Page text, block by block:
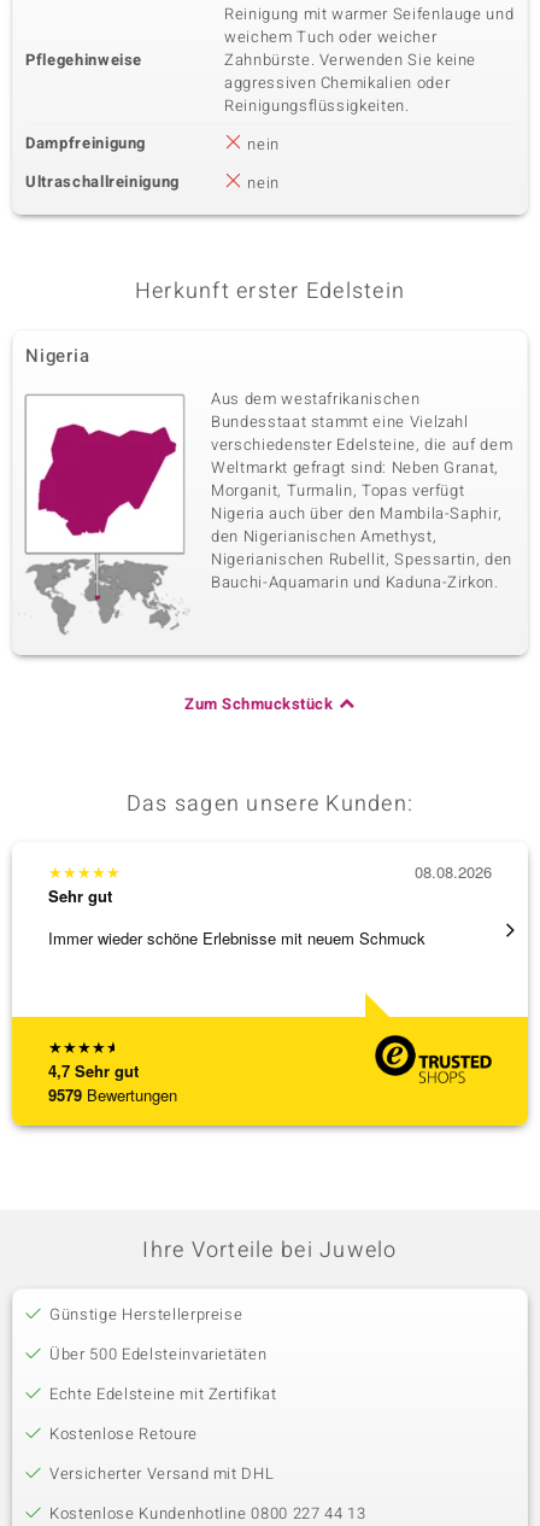
Pflegehinweise
Reinigung mit warmer Seifenlauge und
weichem Tuch oder weicher
Zahnbürste. Verwenden Sie keine
aggressiven Chemikalien oder
Reinigungsflüssigkeiten.
Dampfreinigung
nein
Ultraschallreinigung
nein
Herkunft erster Edelstein
Nigeria
Aus dem westafrikanischen
Bundesstaat stammt eine Vielzahl
verschiedenster Edelsteine, die auf dem
Weltmarkt gefragt sind: Neben Granat,
Morganit, Turmalin, Topas verfügt
Nigeria auch über den Mambila-Saphir,
den Nigerianischen Amethyst,
Nigerianischen Rubellit, Spessartin, den
Bauchi-Aquamarin und Kaduna-Zirkon.
Zum Schmuckstück
Das sagen unsere Kunden:
★★★★★
4,7 Sehr gut
9579 Bewertungen
★★★★★
Sehr gut
Immer wieder schöne Erlebnisse mit neuem Schmuck
08.08.2026
Ihre Vorteile bei Juwelo
Günstige Herstellerpreise
Über 500 Edelsteinvarietäten
Echte Edelsteine mit Zertifikat
Kostenlose Retoure
Versicherter Versand mit DHL
Kostenlose Kundenhotline 0800 227 44 13